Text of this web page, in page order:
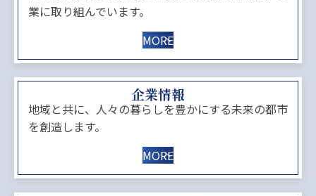
業に取り組んでいます。
MORE
企業情報
地域と共に、人々の暮らしを豊かにする未来の都市
を創造します。
MORE